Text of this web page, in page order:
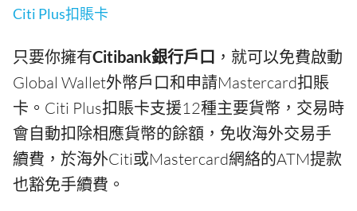
Citi Plus扣賬卡
只要你擁有Citibank銀行戶口 ，就可以免費啟動
Global Wallet外幣戶口和申請Mastercard扣賬
卡。Citi Plus扣賬卡支援12種主要貨幣，交易時
會自動扣除相應貨幣的餘額，免收海外交易手
續費，於海外Citi或Mastercard網絡的ATM提款
也豁免手續費。